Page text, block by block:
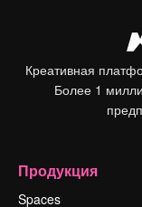
Креативная
Более 1
Продукция
Spaces